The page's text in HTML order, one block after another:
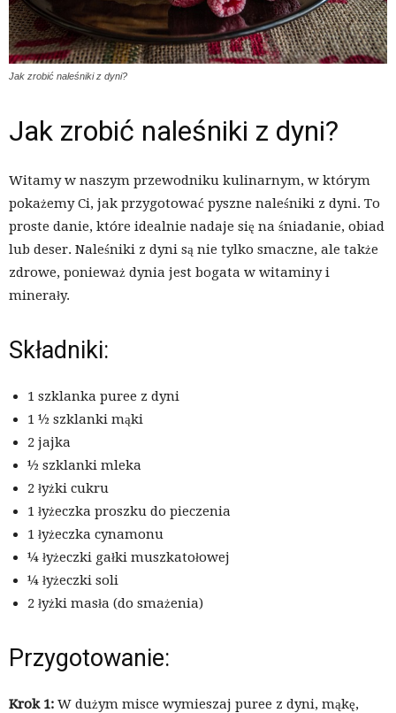
Jak zrobić naleśniki z dyni?
Jak zrobić naleśniki z dyni?
Witamy w naszym przewodniku kulinarnym, w którym
pokażemy Ci, jak przygotować pyszne naleśniki z dyni. To
proste danie, które idealnie nadaje się na śniadanie, obiad
lub deser. Naleśniki z dyni są nie tylko smaczne, ale także
zdrowe, ponieważ dynia jest bogata w witaminy i
minerały.
Składniki:
1 szklanka puree z dyni
1 ½ szklanki mąki
2 jajka
½ szklanki mleka
2 łyżki cukru
1 łyżeczka proszku do pieczenia
1 łyżeczka cynamonu
¼ łyżeczki gałki muszkatołowej
¼ łyżeczki soli
2 łyżki masła (do smażenia)
Przygotowanie:
Krok 1: W dużym misce wymieszaj puree z dyni, mąkę,